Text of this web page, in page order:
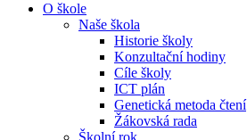
O škole
Naše škola
Historie školy
Konzultační hodiny
Cíle školy
ICT plán
Genetická metoda čtení
Žákovská rada
Školní rok